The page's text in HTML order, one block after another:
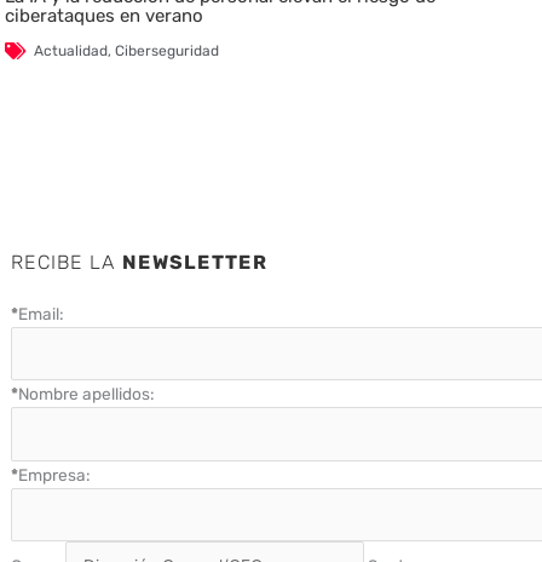
ciberataques en verano
Actualidad,Ciberseguridad
RECIBE LA NEWSLETTER
*Email:
*Nombre apellidos:
*Empresa: